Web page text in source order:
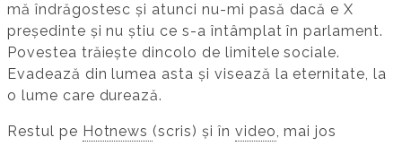
mă îndrăgostesc și atunci nu-mi pasă dacă e X
președinte și nu știu ce s-a întâmplat în parlament.
Povestea trăiește dincolo de limitele sociale.
Evadează din lumea asta și visează la eternitate, la
o lume care durează.
Restul pe Hotnews (scris) și în video, mai jos